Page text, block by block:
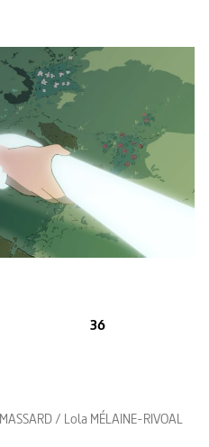
36
/ Lola MÉLAINE-RIVOAL